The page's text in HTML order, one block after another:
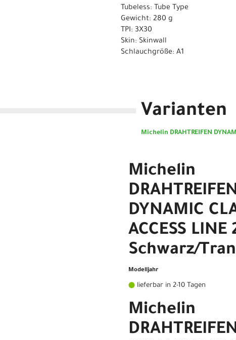
Tubeless: Tube Type
Gewicht: 280 g
TPI: 3X30
Skin: Skinwall
Schlauchgröße: A1
Varianten
Michelin DRAHTREIFEN
Michelin
DYNAMIC
ACCESS LINE
Schwarz/
Modelljahr
lieferbar in 2-10 Tagen
Michelin